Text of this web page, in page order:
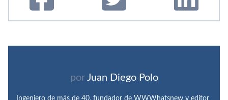
por Juan Diego Polo